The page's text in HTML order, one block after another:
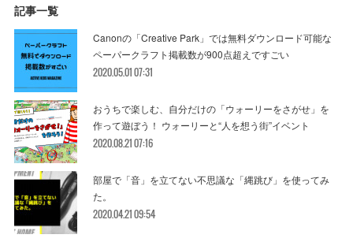
記事一覧
Canonの「Creative Park」では無料ダウンロード可能な
ペーパークラフト掲載数が900点超えですごい
2020.05.01 07:31
おうちで楽しむ、自分だけの「ウォーリーをさがせ」を
作って遊ぼう！ ウォーリーと“人を想う街”イベント
2020.08.21 07:16
部屋で「音」を立てない不思議な「縄跳び」を使ってみ
た。
2020.04.21 09:54